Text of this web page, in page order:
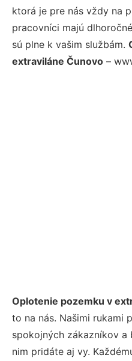
ktorá je pre nás vždy na
pracovníci majú
sú plne k vašim službám.
extraviláne Čunovo –
Oplotenie pozemku v
to na nás. Našimi rukami
spokojných zákazníkov a
nim pridáte aj vy.